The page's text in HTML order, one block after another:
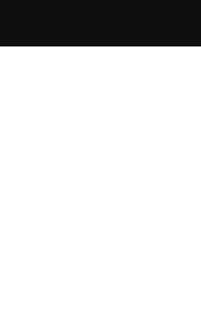
atla